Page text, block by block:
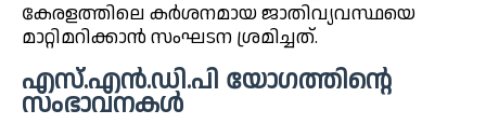
കേരളത്തിലെ കർശനമായ ജാതിവ്യവസ്ഥയെ
മാറ്റിമറിക്കാൻ സംഘടന ശ്രമിച്ചത്.
എസ്.എൻ.ഡി.പി യോഗത്തിന്റെ
സംഭാവനകൾ